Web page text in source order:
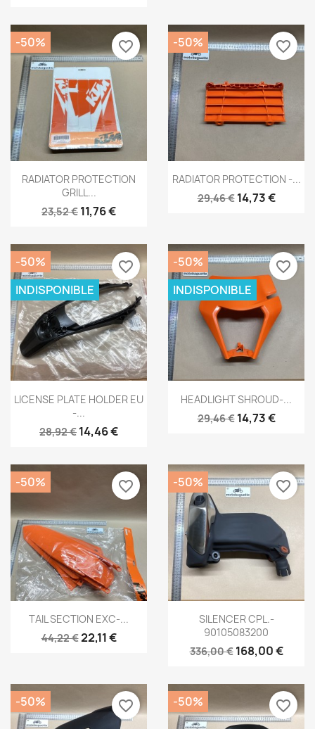
Aperçu rapide
RADIATOR PROTECTION
GRILL...
23,52 € 11,76 €
-50% favorite_border
Aperçu rapide
RADIATOR PROTECTION -...
29,46 € 14,73 €
-50% favorite_border
Aperçu rapide
LICENSE PLATE HOLDER EU
-...
28,92 € 14,46 €
-50%
INDISPONIBLE
favorite_border
Aperçu rapide
HEADLIGHT SHROUD-...
29,46 € 14,73 €
-50%
INDISPONIBLE
favorite_border
 Aperçu rapide
TAIL SECTION EXC-...
44,22 €22,11 €
-50% favorite_border
Aperçu rapide
SILENCER CPL.-
90105083200
336,00 € 168,00 €
-50% favorite_border
-50% favorite_border -50% favorite_border